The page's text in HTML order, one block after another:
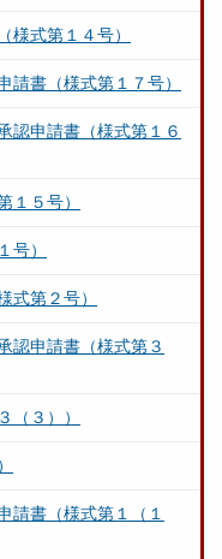
様式第１４号）
請書（様式第１７号）
認申請書（様式第１６
１５号）
号）
式第２号）
認申請書（様式第３
（３））
請書（様式第１（１